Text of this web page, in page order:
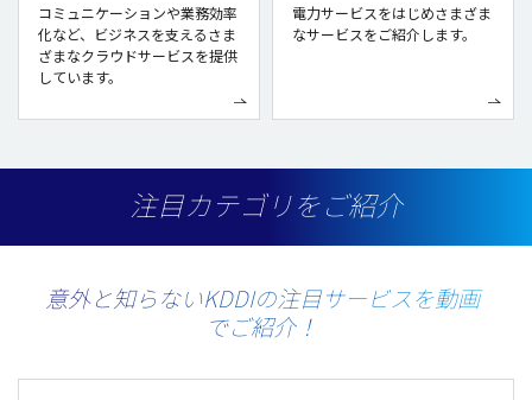
コミュニケーションや業務効率
化など、ビジネスを支えるさま
ざまなクラウドサービスを提供
しています。
電力サービスをはじめさまざま
なサービスをご紹介します。
注目カテゴリをご紹介
意外と知らないKDDIの注目サービスを動画
でご紹介！